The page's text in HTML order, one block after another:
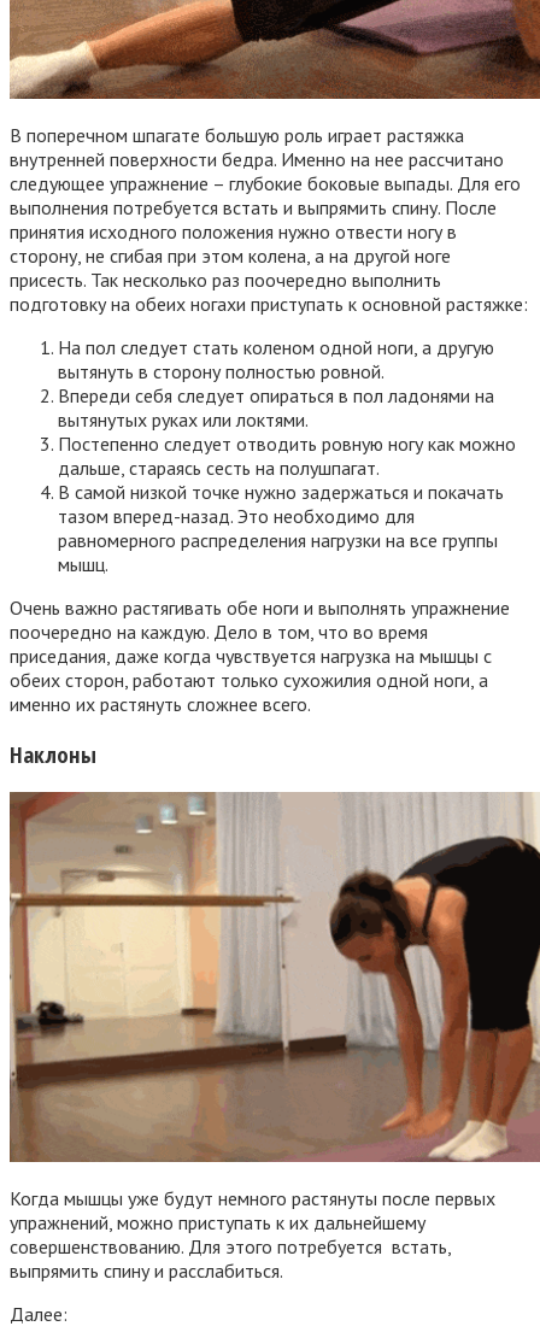
В поперечном шпагате большую роль играет растяжка
внутренней поверхности бедра. Именно на нее рассчитано
следующее упражнение – глубокие боковые выпады. Для его
выполнения потребуется встать и выпрямить спину. После
принятия исходного положения нужно отвести ногу в
сторону, не сгибая при этом колена, а на другой ноге
присесть. Так несколько раз поочередно выполнить
подготовку на обеих ногахи приступать к основной растяжке:
На пол следует стать коленом одной ноги, а другую
вытянуть в сторону полностью ровной.
Впереди себя следует опираться в пол ладонями на
вытянутых руках или локтями.
Постепенно следует отводить ровную ногу как можно
дальше, стараясь сесть на полушпагат.
В самой низкой точке нужно задержаться и покачать
тазом вперед-назад. Это необходимо для
равномерного распределения нагрузки на все группы
мышц.
Очень важно растягивать обе ноги и выполнять упражнение
поочередно на каждую. Дело в том, что во время
приседания, даже когда чувствуется нагрузка на мышцы с
обеих сторон, работают только сухожилия одной ноги, а
именно их растянуть сложнее всего.
Наклоны
Когда мышцы уже будут немного растянуты после первых
упражнений, можно приступать к их дальнейшему
совершенствованию. Для этого потребуется встать,
выпрямить спину и расслабиться.
Далее: